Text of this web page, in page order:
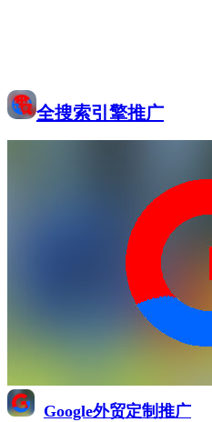
全搜索引擎推广
Google外贸定制推广